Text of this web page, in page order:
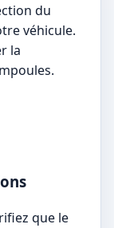
du
véhicule.
la
que le